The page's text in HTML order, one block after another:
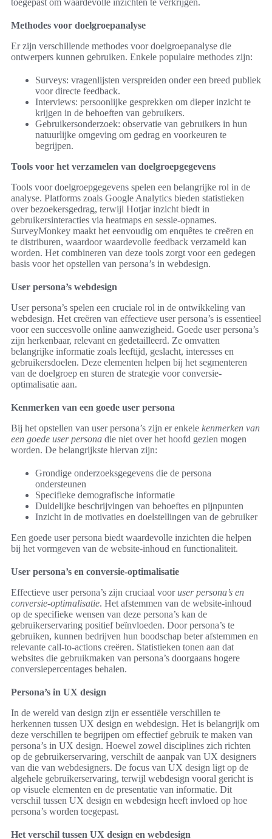
toegepast om waardevolle inzichten te verkrijgen.
Methodes voor doelgroepanalyse
Er zijn verschillende methodes voor doelgroepanalyse die
ontwerpers kunnen gebruiken. Enkele populaire methodes zijn:
Surveys: vragenlijsten verspreiden onder een breed publiek
voor directe feedback.
Interviews: persoonlijke gesprekken om dieper inzicht te
krijgen in de behoeften van gebruikers.
Gebruikersonderzoek: observatie van gebruikers in hun
natuurlijke omgeving om gedrag en voorkeuren te
begrijpen.
Tools voor het verzamelen van doelgroepgegevens
Tools voor doelgroepgegevens spelen een belangrijke rol in de
analyse. Platforms zoals Google Analytics bieden statistieken
over bezoekersgedrag, terwijl Hotjar inzicht biedt in
gebruikersinteracties via heatmaps en sessie-opnames.
SurveyMonkey maakt het eenvoudig om enquêtes te creëren en
te distriburen, waardoor waardevolle feedback verzameld kan
worden. Het combineren van deze tools zorgt voor een gedegen
basis voor het opstellen van persona’s in webdesign.
User persona’s webdesign
User persona’s spelen een cruciale rol in de ontwikkeling van
webdesign. Het creëren van effectieve user persona’s is essentieel
voor een succesvolle online aanwezigheid. Goede user persona’s
zijn herkenbaar, relevant en gedetailleerd. Ze omvatten
belangrijke informatie zoals leeftijd, geslacht, interesses en
gebruikersdoelen. Deze elementen helpen bij het segmenteren
van de doelgroep en sturen de strategie voor conversie-
optimalisatie aan.
Kenmerken van een goede user persona
Bij het opstellen van user persona’s zijn er enkele kenmerken van
een goede user persona die niet over het hoofd gezien mogen
worden. De belangrijkste hiervan zijn:
Grondige onderzoeksgegevens die de persona
ondersteunen
Specifieke demografische informatie
Duidelijke beschrijvingen van behoeftes en pijnpunten
Inzicht in de motivaties en doelstellingen van de gebruiker
Een goede user persona biedt waardevolle inzichten die helpen
bij het vormgeven van de website-inhoud en functionaliteit.
User persona’s en conversie-optimalisatie
Effectieve user persona’s zijn cruciaal vooruser persona’s en
conversie-optimalisatie. Het afstemmen van de website-inhoud
op de specifieke wensen van deze persona’s kan de
gebruikerservaring positief beïnvloeden. Door persona’s te
gebruiken, kunnen bedrijven hun boodschap beter afstemmen en
relevante call-to-actions creëren. Statistieken tonen aan dat
websites die gebruikmaken van persona’s doorgaans hogere
conversiepercentages behalen.
Persona’s in UX design
In de wereld van design zijn er essentiële verschillen te
herkennen tussen UX design en webdesign. Het is belangrijk om
deze verschillen te begrijpen om effectief gebruik te maken van
persona’s in UX design. Hoewel zowel disciplines zich richten
op de gebruikerservaring, verschilt de aanpak van UX designers
van die van webdesigners. De focus van UX design ligt op de
algehele gebruikerservaring, terwijl webdesign vooral gericht is
op visuele elementen en de presentatie van informatie. Dit
verschil tussen UX design en webdesign heeft invloed op hoe
persona’s worden toegepast.
Het verschil tussen UX design en webdesign